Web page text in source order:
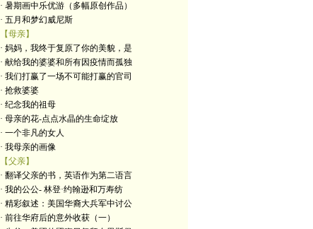
· 暑期画中乐优游（多幅原创作品）
· 五月和梦幻威尼斯
【母亲】
· 妈妈，我终于复原了你的美貌，是
· 献给我的婆婆和所有因疫情而孤独
· 我们打赢了一场不可能打赢的官司
· 抢救婆婆
· 纪念我的祖母
· 母亲的花-点点水晶的生命绽放
· 一个非凡的女人
· 我母亲的画像
【父亲】
· 翻译父亲的书，英语作为第二语言
· 我的公公- 林登·约翰逊和万寿纺
· 精彩叙述：美国华裔大兵军中讨公
· 前往华府后的意外收获（一）